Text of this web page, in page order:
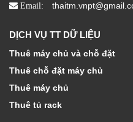
Email:
DỊCH VỤ TT DỮ LIỆU
Thuê máy chủ và chỗ đặt
Thuê chỗ đặt máy chủ
Thuê máy chủ
Thuê tủ rack